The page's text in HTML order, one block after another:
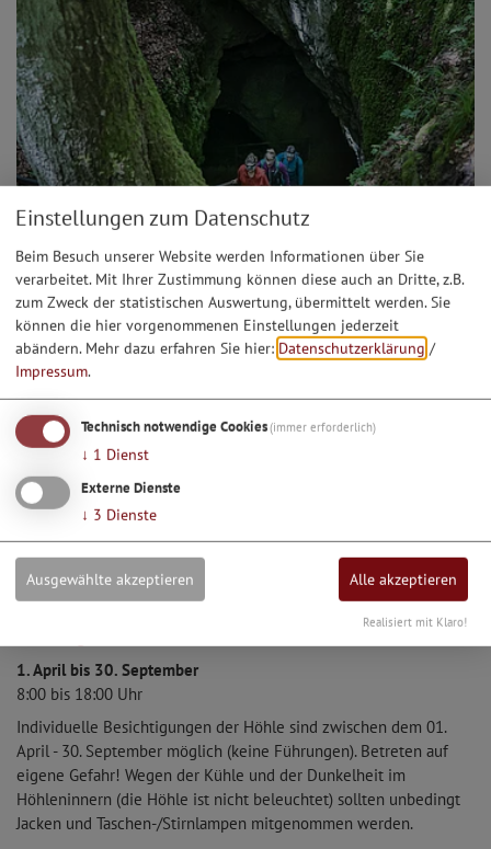
1. April bis 30. September
8:00 bis 18:00 Uhr
Individuelle Besichtigungen der Höhle sind zwischen dem 01.
April - 30. September möglich (keine Führungen). Betreten auf
eigene Gefahr! Wegen der Kühle und der Dunkelheit im
Höhleninnern (die Höhle ist nicht beleuchtet) sollten unbedingt
Jacken und Taschen-/Stirnlampen mitgenommen werden.
Einstellungen zum Datenschutz
Beim Besuch unserer Website werden Informationen über Sie
verarbeitet. Mit Ihrer Zustimmung können diese auch an Dritte, z.B.
zum Zweck der statistischen Auswertung, übermittelt werden. Sie
können die hier vorgenommenen Einstellungen jederzeit
abändern. Mehr dazu erfahren Sie hier: Datenschutzerklärung /
Impressum.
Technisch notwendige Cookies(immer erforderlich)
↓ 1 Dienst
Externe Dienste
↓ 3 Dienste
Ausgewählte akzeptieren Alle akzeptieren
Realisiert mit Klaro!